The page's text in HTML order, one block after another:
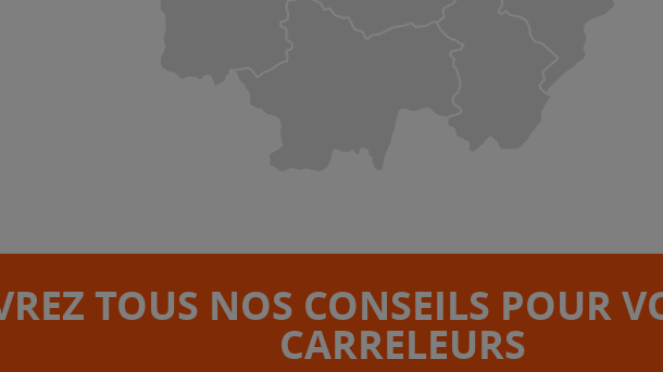
TOUS NOS CONSEILS POUR
CARRELEURS